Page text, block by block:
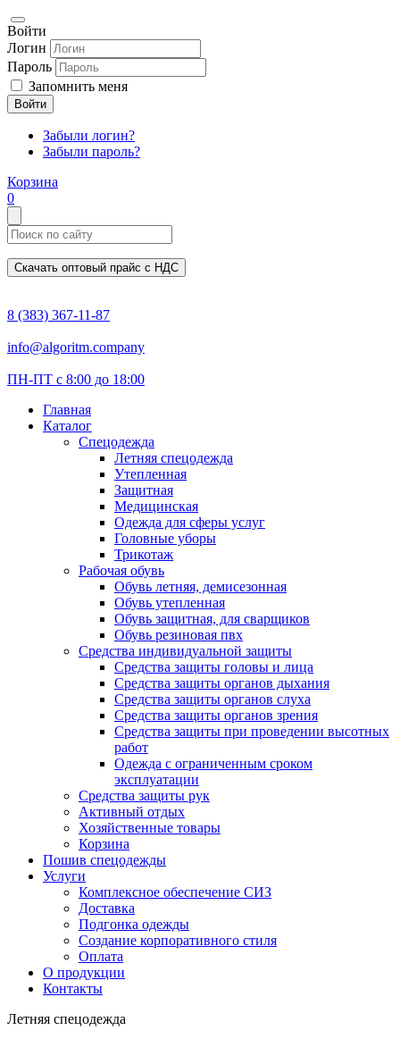
Войти
Логин
Пароль
Запомнить меня
Войти
Забыли логин?
Забыли пароль?
Корзина
0
Скачать оптовый прайс с НДС
8 (383) 367-11-87
info@algoritm.company
ПН-ПТ с 8:00 до 18:00
Главная
Каталог
Спецодежда
Летняя спецодежда
Утепленная
Защитная
Медицинская
Одежда для сферы услуг
Головные уборы
Трикотаж
Рабочая обувь
Обувь летняя, демисезонная
Обувь утепленная
Обувь защитная, для сварщиков
Обувь резиновая пвх
Средства индивидуальной защиты
Средства защиты головы и лица
Средства защиты органов дыхания
Средства защиты органов слуха
Средства защиты органов зрения
Средства защиты при проведении высотных
работ
Одежда с ограниченным сроком
эксплуатации
Средства защиты рук
Активный отдых
Хозяйственные товары
Корзина
Пошив спецодежды
Услуги
Комплексное обеспечение СИЗ
Доставка
Подгонка одежды
Создание корпоративного стиля
Оплата
О продукции
Контакты
Летняя спецодежда